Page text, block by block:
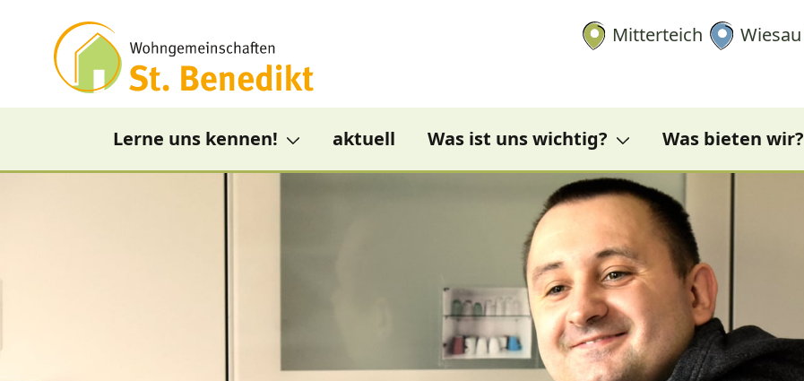
Navigation
Zum Inhalt springen
Wohngemeinschaften St. Benedikt Mitterteich
Mitterteich Wiesau
Lerne uns kennen! aktuell Was ist uns wichtig? Was bieten wir?